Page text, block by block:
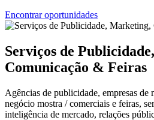
Encontrar oportunidades
Serviços de
Comunicação & Feiras
Agências de publicidade, empresas de
negócio mostra / comerciais e feiras,
inteligência de mercado, relações